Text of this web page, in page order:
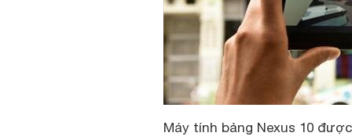
Máy tính bảng Nexus 10